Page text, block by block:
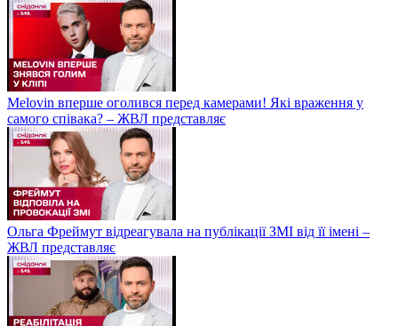
Melovin вперше оголився перед камерами! Які враження у
самого співака? – ЖВЛ представляє
Ольга Фреймут відреагувала на публікації ЗМІ від її імені –
ЖВЛ представляє